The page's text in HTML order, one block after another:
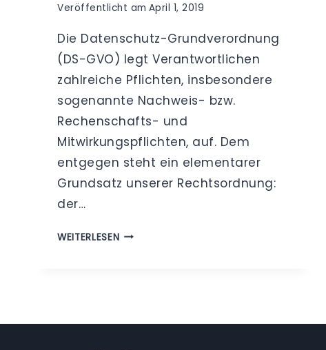
Veröffentlicht am April 1, 2019
Die Datenschutz-Grundverordnung
(DS-GVO) legt Verantwortlichen
zahlreiche Pflichten, insbesondere
sogenannte Nachweis- bzw.
Rechenschafts- und
Mitwirkungspflichten, auf. Dem
entgegen steht ein elementarer
Grundsatz unserer Rechtsordnung:
der…
WEITERLESENDATENSCHUTZ-